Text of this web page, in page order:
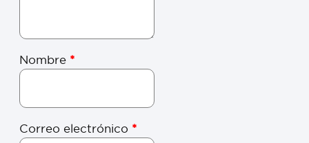
Nombre *
Correo electrónico *